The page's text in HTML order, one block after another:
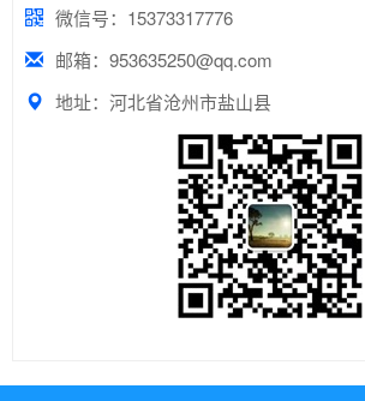
微信号：15373317776
邮箱：953635250@qq.com
地址：河北省沧州市盐山县